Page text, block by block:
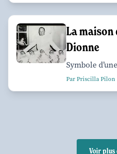
La
Dionne
Symbole
Par Priscilla Pilon
Voir plus